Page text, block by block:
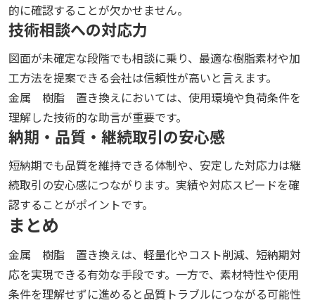
的に確認することが欠かせません。
技術相談への対応力
図面が未確定な段階でも相談に乗り、最適な樹脂素材や加
工方法を提案できる会社は信頼性が高いと言えます。
金属 樹脂 置き換えにおいては、使用環境や負荷条件を
理解した技術的な助言が重要です。
納期・品質・継続取引の安心感
短納期でも品質を維持できる体制や、安定した対応力は継
続取引の安心感につながります。実績や対応スピードを確
認することがポイントです。
まとめ
金属 樹脂 置き換えは、軽量化やコスト削減、短納期対
応を実現できる有効な手段です。一方で、素材特性や使用
条件を理解せずに進めると品質トラブルにつながる可能性